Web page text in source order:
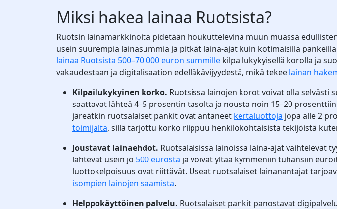
Miksi hakea lainaa Ruotsista?
Ruotsin lainamarkkinoita pidetään houkuttelevina muun muassa
usein suurempia lainasummia ja pitkät laina-ajat kuin kotimaisilla
lainaa Ruotsista 500–70 000 euron summille kilpailukykyisellä korolla ja
vakaudestaan ja digitalisaation edelläkävijyydestä, mikä tekee lainan
Kilpailukykyinen korko. Ruotsissa lainojen korot voivat olla selvästi
saattavat lähteä 4–5 prosentin tasolta ja nousta noin 15–20
järeätkin ruotsalaiset pankit ovat antaneet kertaluottoja jopa alle 2
toimijalta, sillä tarjottu korko riippuu henkilökohtaisista tekijöistä
Joustavat lainaehdot. Ruotsalaisissa lainoissa laina-ajat vaihtelevat
lähtevät usein jo 500 eurosta ja voivat yltää kymmeniin tuhansiin
luottokelpoisuus ovat riittävät. Useat ruotsalaiset lainanantajat
isompien lainojen saamista.
Helppokäyttöinen palvelu. Ruotsalaiset pankit panostavat